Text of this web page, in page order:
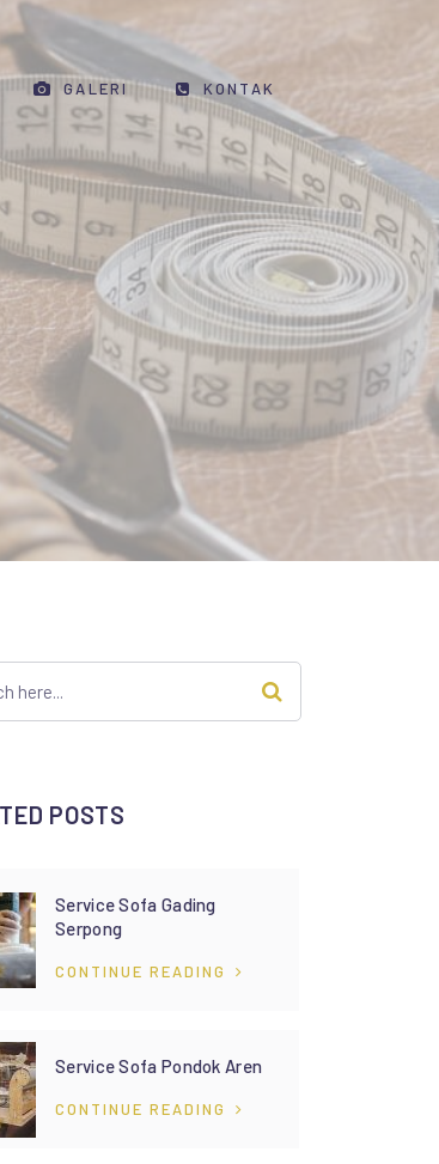
GALERI KONTAK
POSTS
Service Sofa Gading
Serpong
CONTINUE READING
Service Sofa Pondok Aren
CONTINUE READING